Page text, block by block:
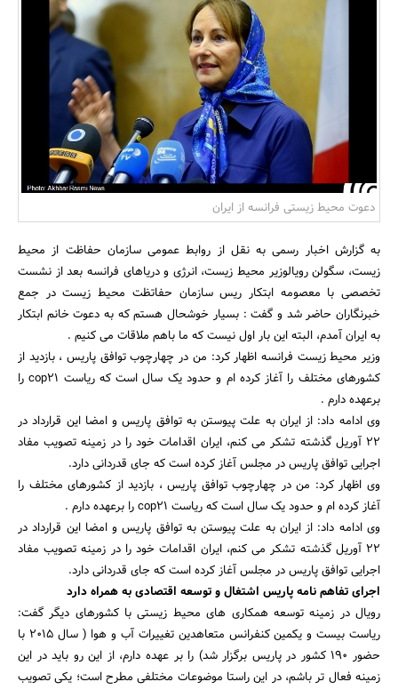
بانک، بیمه و سرمایه
مسکن و ساختمان
دعوت محیط زیستی فرانسه از ایران
به گزارش اخبار رسمی به نقل از روابط عمومی سازمان حفاظت از محیط
زیست، سگولن رویالوزیر محیط زیست، انرژی و دریاهای فرانسه بعد از نشست
تخصصی با معصومه ابتکار ریس سازمان حفاتظت محیط زیست در جمع
خبرنگاران حاضر شد و گفت : بسیار خوشحال هستم که به دعوت خانم ابتکار
به ایران آمدم، البته این بار اول نیست که ما باهم ملاقات می کنیم .
وزیر محیط زیست فرانسه اظهار کرد: من در چهارچوب توافق پاریس ، بازدید از
کشورهای مختلف را آغاز کرده ام و حدود یک سال است که ریاست cop21 را
برعهده دارم .
وی ادامه داد: از ایران به علت پیوستن به توافق پاریس و امضا این قرارداد در
22 آوریل گذشته تشکر می کنم، ایران اقدامات خود را در زمینه تصویب مفاد
اجرایی توافق پاریس در مجلس آغاز کرده است که جای قدردانی دارد.
وی اظهار کرد: من در چهارچوب توافق پاریس ، بازدید از کشورهای مختلف را
آغاز کرده ام و حدود یک سال است که ریاست cop21 را برعهده دارم .
وی ادامه داد: از ایران به علت پیوستن به توافق پاریس و امضا این قرارداد در
22 آوریل گذشته تشکر می کنم، ایران اقدامات خود را در زمینه تصویب مفاد
اجرایی توافق پاریس در مجلس آغاز کرده است که جای قدردانی دارد.
اجرای تفاهم نامه پاریس اشتغال و توسعه اقتصادی به همراه دارد
رویال در زمینه توسعه همکاری های محیط زیستی با کشورهای دیگر گفت:
ریاست بیست و یکمین کنفرانس متعاهدین تغییرات آب و هوا ( سال 2015 با
حضور 190 کشور در پاریس برگزار شد) را بر عهده دارم، از این رو باید در این
زمینه فعال تر باشم، در این راستا موضوعات مختلفی مطرح است؛ یکی تصویب